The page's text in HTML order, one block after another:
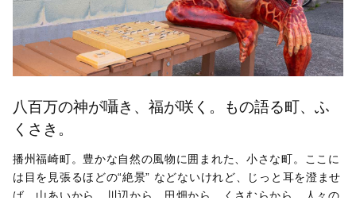
八百万の神が囁き、福が咲く。もの語る町、ふ
くさき。
播州福崎町。豊かな自然の風物に囲まれた、小さな町。ここに
は目を見張るほどの“絶景” などないけれど、じっと耳を澄ませ
ば、山あいから、川辺から、田畑から、くさむらから、人々の